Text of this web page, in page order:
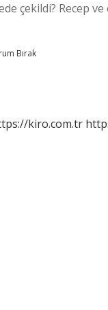
çekildi? Recep
Bırak
kiro.com.tr